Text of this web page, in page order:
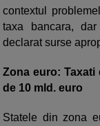
contextul
taxa bancara,
declarat surse
Zona euro: Taxati
de 10 mld. euro
Statele din zona